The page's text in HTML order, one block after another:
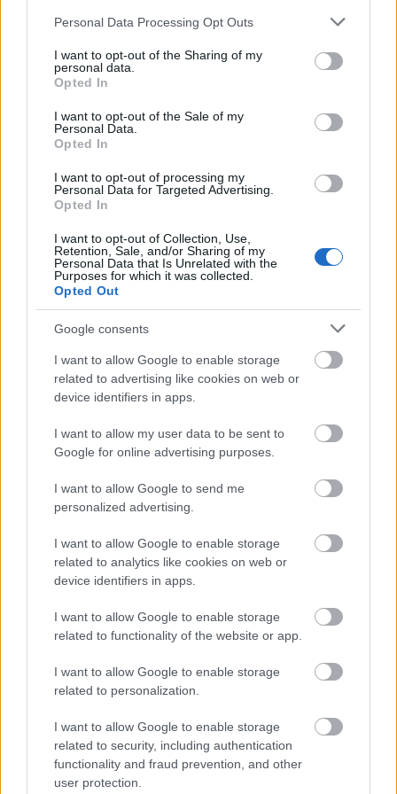
Please note that this website/app uses one or more Google
not limited to your visit or usage behaviour. You may click to
grant or deny consent to Google and its third-party tags to
use your data for below specified purposes in below Google
consent section.
Personal Data Processing Opt Outs
I want to opt-out of the Sharing of my
personal data.
Opted In
I want to opt-out of the Sale of my
Personal Data.
Opted In
I want to opt-out of processing my
Personal Data for Targeted Advertising.
Opted In
I want to opt-out of Collection, Use,
Retention, Sale, and/or Sharing of my
Personal Data that Is Unrelated with the
Purposes for which it was collected.
Opted Out
Google consents
I want to allow Google to enable storage
related to advertising like cookies on web or
device identifiers in apps.
I want to allow my user data to be sent to
Google for online advertising purposes.
I want to allow Google to send me
personalized advertising.
I want to allow Google to enable storage
related to analytics like cookies on web or
device identifiers in apps.
I want to allow Google to enable storage
related to functionality of the website or app.
I want to allow Google to enable storage
related to personalization.
I want to allow Google to enable storage
related to security, including authentication
functionality and fraud prevention, and other
user protection.
Tilaa uutiskirjeemme
LUETUIMMAT
LISÄÄ ARTIKKELEITA
Sprintit hiihdettiin eilen Lake
Placidissa – suomalaisilla ei
asiaa finaaleihin